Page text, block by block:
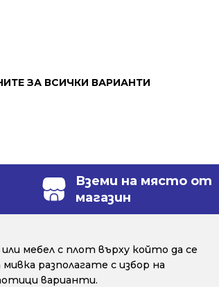
ЗА ВСИЧКИ ВАРИАНТИ
Вземи на място от
магазин
мебел с плот върху който да се
разполагате с избор на
варианти.